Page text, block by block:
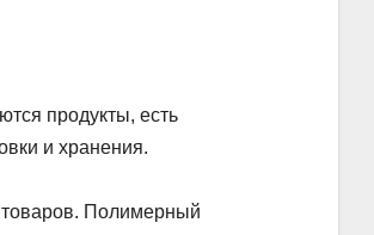
продукты, есть
и хранения.
товаров. Полимерный